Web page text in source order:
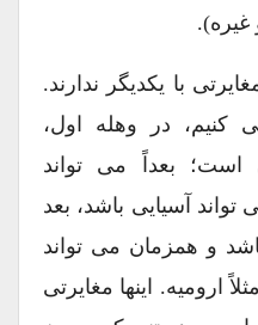
با یکدیگر ندارند.
در وهله اول،
بعداً می تواند
آسیایی باشد، بعد
و همزمان می تواند
ارومیه. اینها مغایرتی